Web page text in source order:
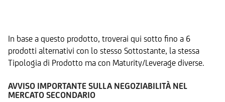
In base a questo prodotto, troverai qui sotto fino a 6
prodotti alternativi con lo stesso Sottostante, la stessa
Tipologia di Prodotto ma con Maturity/Leverage diverse.
AVVISO IMPORTANTE SULLA NEGOZIABILITÀ NEL
MERCATO SECONDARIO